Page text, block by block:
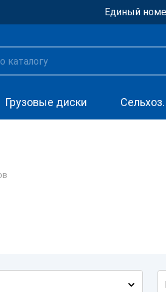
Единый
Грузовые диски